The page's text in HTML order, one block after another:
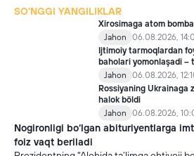
SO'NGGI YANGILIKLAR
Xirosimaga atom
Jahon
06.08.2026,
Ijtimoiy tarmoqlardan
baholari yomonlaşadi –
Jahon
06.08.2026,
Rossiyaning Ukrainaga
halok böldi
Jahon
06.08.2026,
Nogironligi bo‘lgan abituriyentlarga
foiz vaqt beriladi